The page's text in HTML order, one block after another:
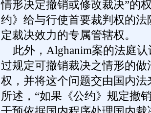
情形决定撤销或修改裁决”的
约》给与行使首要裁判权的
定裁决效力的专属管辖权。
此外，Alghanim案的法庭认
过规定可撤销裁决之情形的
权，并将这个问题交由国内
所述，“如果《公约》规定撤